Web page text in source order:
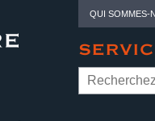
QUI SOMMES-